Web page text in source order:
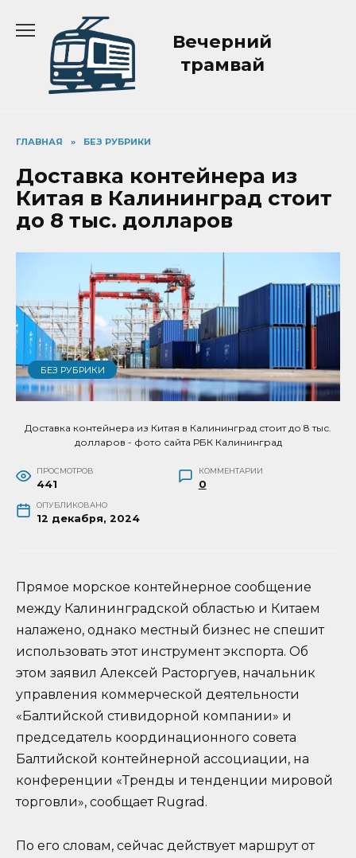
содержанию
Вечерний
трамвай
ГЛАВНАЯ » БЕЗ РУБРИКИ
Доставка контейнера из
Китая в Калининград стоит
до 8 тыс. долларов
БЕЗ РУБРИКИ
Доставка контейнера из Китая в Калининград стоит до 8 тыс.
долларов - фото сайта РБК Калининград
ПРОСМОТРОВ
441
КОММЕНТАРИИ
0
ОПУБЛИКОВАНО
12 декабря, 2024
Прямое морское контейнерное сообщение
между Калининградской областью и Китаем
налажено, однако местный бизнес не спешит
использовать этот инструмент экспорта. Об
этом заявил Алексей Расторгуев, начальник
управления коммерческой деятельности
«Балтийской стивидорной компании» и
председатель координационного совета
Балтийской контейнерной ассоциации, на
конференции «Тренды и тенденции мировой
торговли», сообщает Rugrad.
По его словам, сейчас действует маршрут от